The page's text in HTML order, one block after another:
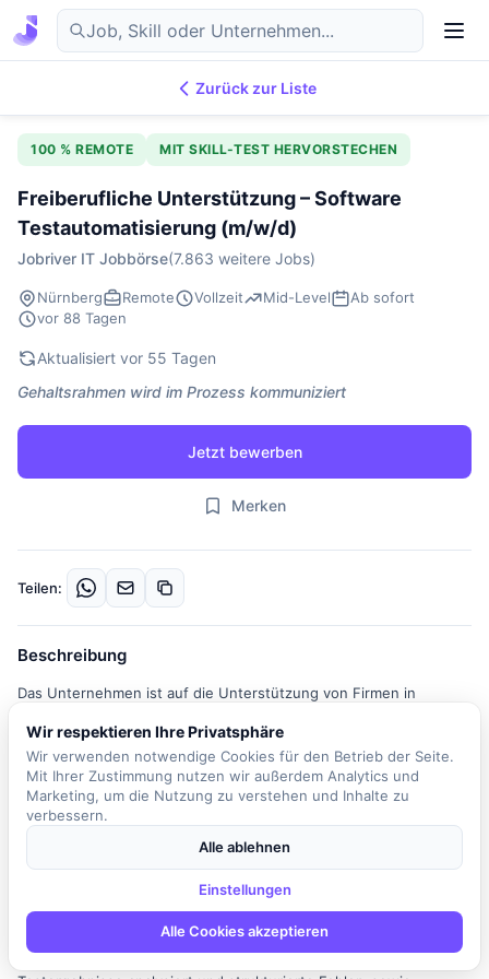
DE
Zurück zur Liste
100 % REMOTE MIT SKILL-TEST HERVORSTECHEN
Freiberufliche Unterstützung – Software
Testautomatisierung (m/w/d)
Jobriver IT Jobbörse(7.863 weitere Jobs)
Nürnberg Remote Vollzeit Mid-Level
Ab sofort
vor 88 Tagen
Aktualisiert vor 55 Tagen
Gehaltsrahmen wird im Prozess kommuniziert
Jetzt bewerben
Merken
Teilen:
Beschreibung
Das Unternehmen ist auf die Unterstützung von Firmen in
Qualitätssicherung sowie moderne Testautomatisierung. Der
Fokus liegt auf der Implementierung skalierbarer
Testarchitekturen, die sich nahtlos in DevOps- und CI/CD-
Prozesse integrieren lassen, um einen messbaren Mehrwert in
freiberuflichen Testautomatisierers umfasst die Mitarbeit an
Software-Entwicklungsprojekten, die Konzeption und
Implementierung von Testautomatisierungs-Frameworks sowie
die Entwicklung und Pflege automatisierter Tests für Web-
Oberflächen, Backend-Services und APIs. Zudem werden
Wir respektieren Ihre Privatsphäre
Wir verwenden notwendige Cookies für den Betrieb der Seite.
Mit Ihrer Zustimmung nutzen wir außerdem Analytics und
Marketing, um die Nutzung zu verstehen und Inhalte zu
verbessern.
Alle ablehnen
Einstellungen
Alle Cookies akzeptieren